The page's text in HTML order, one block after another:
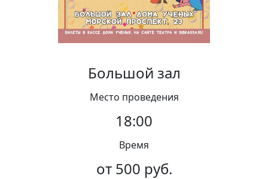
Большой зал
Место проведения
18:00
Время
от 500 руб.